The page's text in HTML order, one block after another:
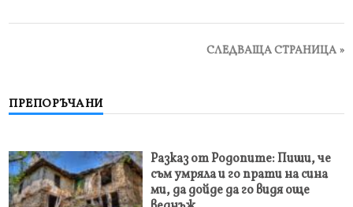
СЛЕДВАЩА СТРАНИЦА »
ПРЕПОРЪЧАНИ
Разказ от Родопите: Пиши, че
съм умряла и го прати на сина
ми, да дойде да го видя още